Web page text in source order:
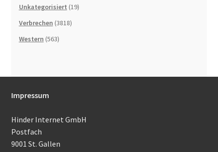
Unkategorisiert (19)
Verbrechen (3818)
Western (563)
Impressum
Hinder Internet GmbH
Postfach
9001 St. Gallen